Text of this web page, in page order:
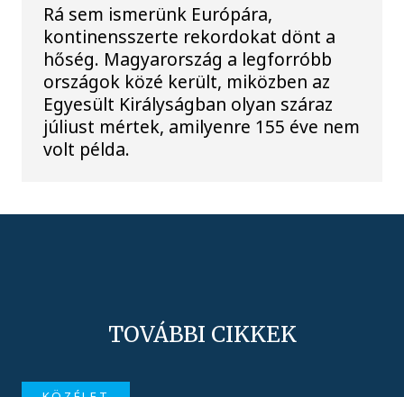
Rá sem ismerünk Európára,
kontinensszerte rekordokat dönt a
hőség. Magyarország a legforróbb
országok közé került, miközben az
Egyesült Királyságban olyan száraz
júliust mértek, amilyenre 155 éve nem
volt példa.
TOVÁBBI CIKKEK